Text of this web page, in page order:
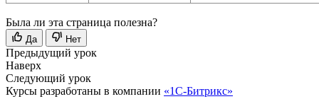
Была ли эта страница полезна?
Да Нет
Предыдущий урок
Наверх
Следующий урок
Курсы разработаны в компании «1С-Битрикс»